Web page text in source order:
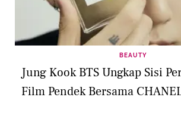
BEAUTY
Jung Kook BTS Ungkap Sisi
Film Pendek Bersama